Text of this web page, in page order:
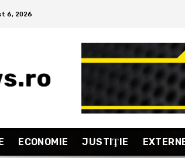
6, 2026
ECONOMIE JUSTIŢIE